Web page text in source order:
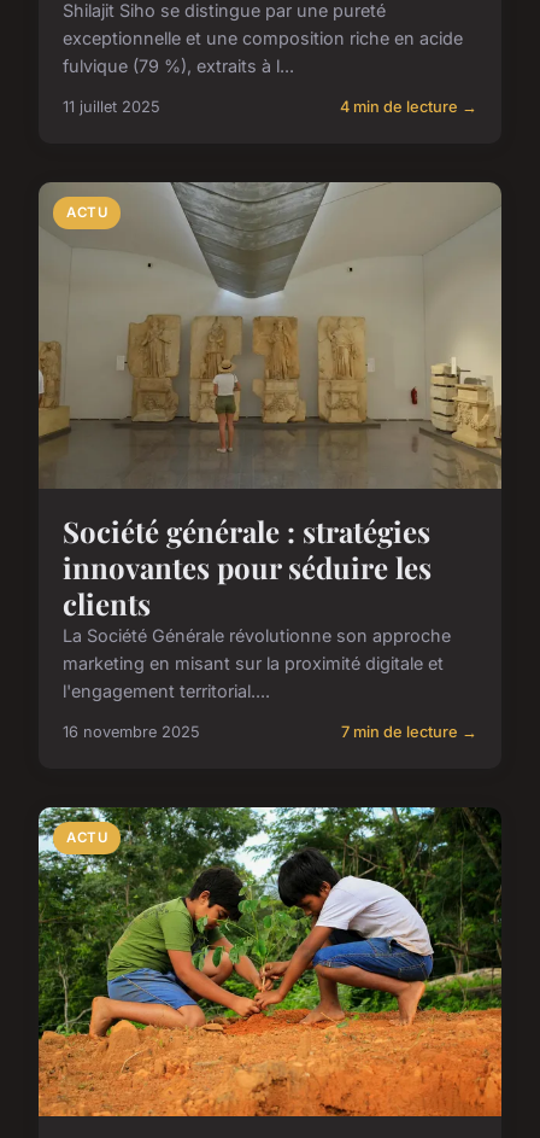
Shilajit Siho se distingue par une pureté
exceptionnelle et une composition riche en acide
fulvique (79 %), extraits à l...
11 juillet 2025 4 min de lecture →
ACTU
Société générale : stratégies
innovantes pour séduire les
clients
La Société Générale révolutionne son approche
marketing en misant sur la proximité digitale et
l'engagement territorial....
16 novembre 2025 7 min de lecture →
ACTU